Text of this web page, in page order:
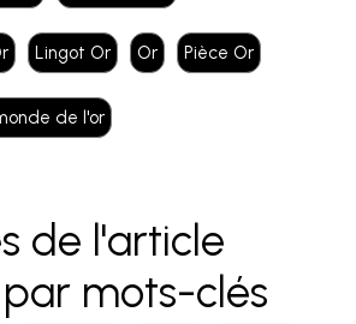
Lingot Or Or Pièce Or
de l'or
de l'article
mots-clés